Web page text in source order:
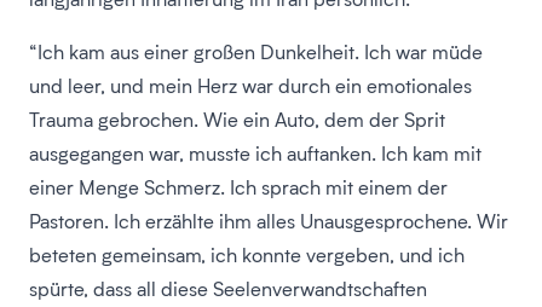
“Ich kam aus einer großen Dunkelheit. Ich war müde
und leer, und mein Herz war durch ein emotionales
Trauma gebrochen. Wie ein Auto, dem der Sprit
ausgegangen war, musste ich auftanken. Ich kam mit
einer Menge Schmerz. Ich sprach mit einem der
Pastoren. Ich erzählte ihm alles Unausgesprochene. Wir
beteten gemeinsam, ich konnte vergeben, und ich
spürte, dass all diese Seelenverwandtschaften